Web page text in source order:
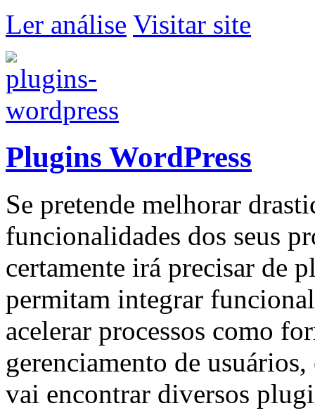
Ler análise Visitar site
Plugins WordPress
Se pretende melhorar
funcionalidades dos seus
certamente irá precisar de
permitam integrar
acelerar processos como
gerenciamento de
vai encontrar diversos